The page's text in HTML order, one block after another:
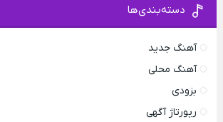
دسته‌بندی‌ها
آهنگ جدید
آهنگ محلی
بزودی
رپورتاژ آگهی